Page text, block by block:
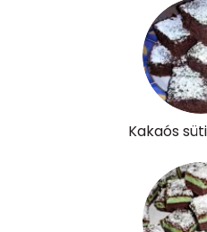
Kakaós